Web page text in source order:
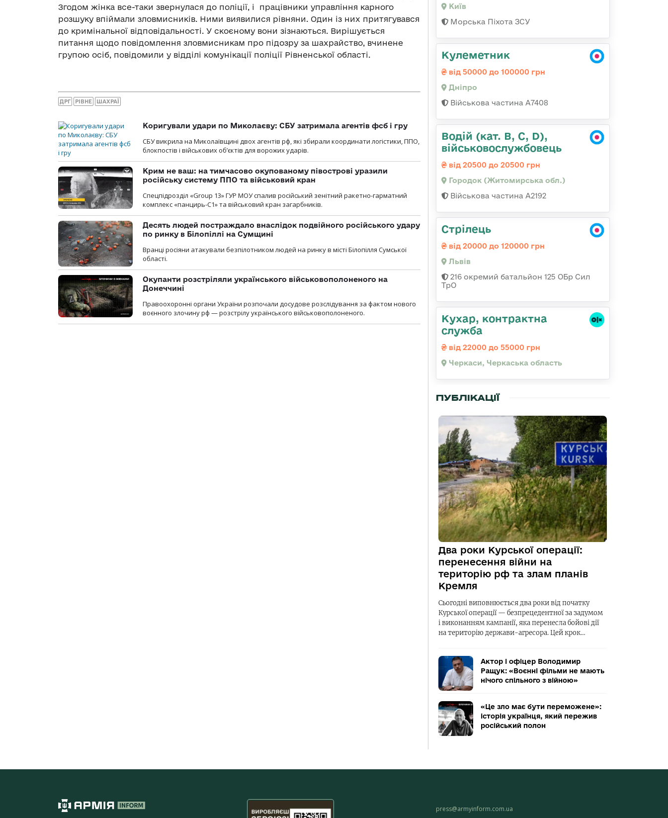
Згодом жінка все-таки звернулася до поліції, і працівники управління карного
розшуку впіймали зловмисників. Ними виявилися рівняни. Один із них притягувався
до кримінальної відповідальності. У скоєному вони зізнаються. Вирішується
питання щодо повідомлення зловмисникам про підозру за шахрайство, вчинене
групою осіб, повідомили у відділі комунікації поліції Рівненської області.
ДРГ РІВНЕ ШАХРАЇ
Коригували удари по Миколаєву: СБУ затримала агентів фсб і гру
СБУ викрила на Миколаївщині двох агентів рф, які збирали координати логістики, ППО,
блокпостів і військових об’єктів для ворожих ударів.
Крим не ваш: на тимчасово окупованому півострові уразили
російську систему ППО та військовий кран
Спецпідрозділ «Group 13» ГУР МОУ спалив російський зенітний ракетно-гарматний
комплекс «панцирь-С1» та військовий кран загарбників.
Десять людей постраждало внаслідок подвійного російського удару
по ринку в Білопіллі на Сумщині
Вранці росіяни атакували безпілотником людей на ринку в місті Білопілля Сумської
області.
Окупанти розстріляли українського військовополоненого на
Донеччині
Правоохоронні органи України розпочали досудове розслідування за фактом нового
воєнного злочину рф — розстрілу українського військовополоненого.
Київ
Морська Піхота ЗСУ
Кулеметник
від 50000 до 100000 грн
Дніпро
Військова частина А7408
Водій (кат. B, C, D),
військовослужбовець
від 20500 до 20500 грн
Городок (Житомирська обл.)
Військова частина А2192
Стрілець
від 20000 до 120000 грн
Львів
216 окремий батальйон 125 ОБр Сил
ТрО
Кухар, контрактна
служба
від 22000 до 55000 грн
Черкаси, Черкаська область
ПУБЛІКАЦІЇ
Два роки Курської операції:
перенесення війни на
територію рф та злам планів
Кремля
Сьогодні виповнюється два роки від початку
Курської операції — безпрецедентної за задумом
і виконанням кампанії, яка перенесла бойові дії
на територію держави-агресора. Цей крок…
Актор і офіцер Володимир
Ращук: «Воєнні фільми не мають
нічого спільного з війною»
«Це зло має бути переможене»:
історія українця, який пережив
російський полон
press@armyinform.com.ua